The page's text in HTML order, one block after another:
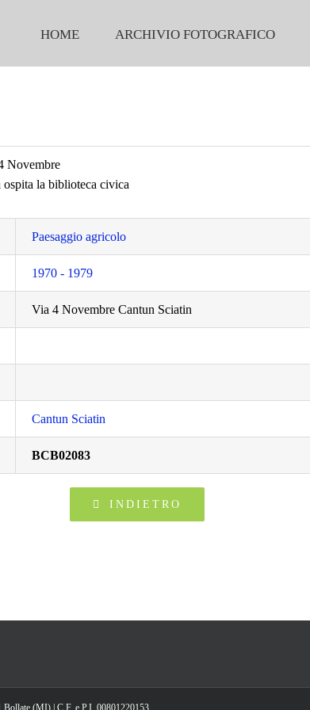
HOME ARCHIVIO FOTOGRAFICO
Novembre
ospita la biblioteca civica
Paesaggio agricolo
1970 - 1979
Via 4 Novembre Cantun Sciatin
Cantun Sciatin
BCB02083
INDIETRO
(MI) | C.F. e P.I. 00801220153